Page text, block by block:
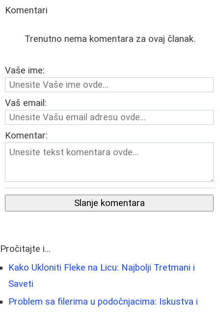
Komentari
Trenutno nema komentara za ovaj članak.
Vaše ime:
Vaš email:
Komentar:
Slanje komentara
Pročitajte i...
Kako Ukloniti Fleke na Licu: Najbolji Tretmani i
Saveti
Problem sa filerima u podočnjacima: Iskustva i